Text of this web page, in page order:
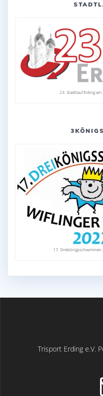
23. Stadtlauf Erding
17.
Trisport Erding e.V.